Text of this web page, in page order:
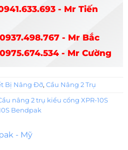
- Mr Tiến
- Mr Bắc
- Mr Cường
Bị Nâng Đỡ, Cầu Nâng 2 Trụ
nâng 2 trụ kiểu cổng XPR-10S
Bendpak
- Mỹ